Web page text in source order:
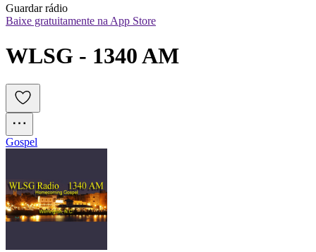
Guardar rádio
Baixe gratuitamente na App Store
WLSG - 1340 AM
Gospel